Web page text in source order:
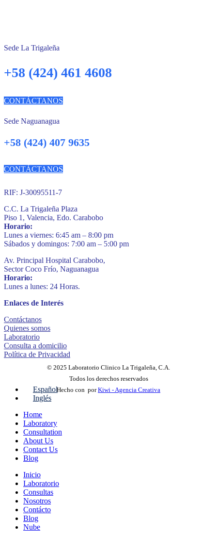
Sede La Trigaleña
+58 (424) 461 4608
CONTÁCTANOS
Sede Naguanagua
+58 (424) 407 9635
CONTÁCTANOS
RIF: J-30095511-7
C.C. La Trigaleña Plaza
Piso 1, Valencia, Edo. Carabobo
Horario:
Lunes a viernes: 6:45 am – 8:00 pm
Sábados y domingos: 7:00 am – 5:00 pm
Av. Principal Hospital Carabobo,
Sector Coco Frío, Naguanagua
Horario:
Lunes a lunes: 24 Horas.
Enlaces de Interés
Contáctanos
Quienes somos
Laboratorio
Consulta a domicilio
Política de Privacidad
© 2025 Laboratorio Clinico La Trigaleña, C.A.
Todos los derechos reservados
Hecho con porKiwi - Agencia Creativa
Español
Inglés
Home
Laboratory
Consultation
About Us
Contact Us
Blog
Inicio
Laboratorio
Consultas
Nosotros
Contácto
Blog
Nube